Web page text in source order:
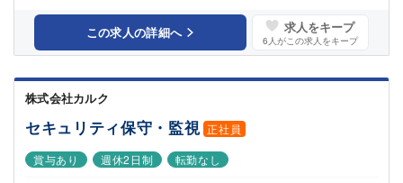
この求人の詳細へ 求人をキープ
6 人がこの求人をキープ
株式会社カルク
セキュリティ保守・監視 正社員
賞与あり
週休2日制 転勤なし